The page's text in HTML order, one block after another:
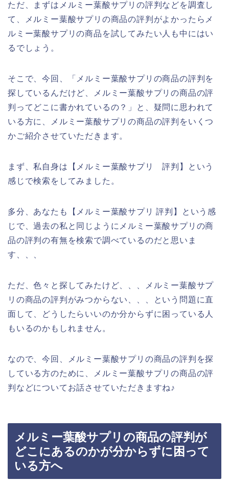
ただ、まずはメルミー葉酸サプリの評判などを調査し
て、メルミー葉酸サプリの商品の評判がよかったらメ
ルミー葉酸サプリの商品を試してみたい人も中にはい
るでしょう。
そこで、今回、「メルミー葉酸サプリの商品の評判を
探しているんだけど、メルミー葉酸サプリの商品の評
判ってどこに書かれているの？」と、疑問に思われて
いる方に、メルミー葉酸サプリの商品の評判をいくつ
かご紹介させていただきます。
まず、私自身は【メルミー葉酸サプリ 評判】という
感じで検索をしてみました。
多分、あなたも【メルミー葉酸サプリ 評判】という感
じで、過去の私と同じようにメルミー葉酸サプリの商
品の評判の有無を検索で調べているのだと思いま
す、、、
ただ、色々と探してみたけど、、、メルミー葉酸サプ
リの商品の評判がみつからない、、、という問題に直
面して、どうしたらいいのか分からずに困っている人
もいるのかもしれません。
なので、今回、メルミー葉酸サプリの商品の評判を探
している方のために、メルミー葉酸サプリの商品の評
判などについてお話させていただきますね♪
メルミー葉酸サプリの商品の評判が
どこにあるのかが分からずに困って
いる方へ